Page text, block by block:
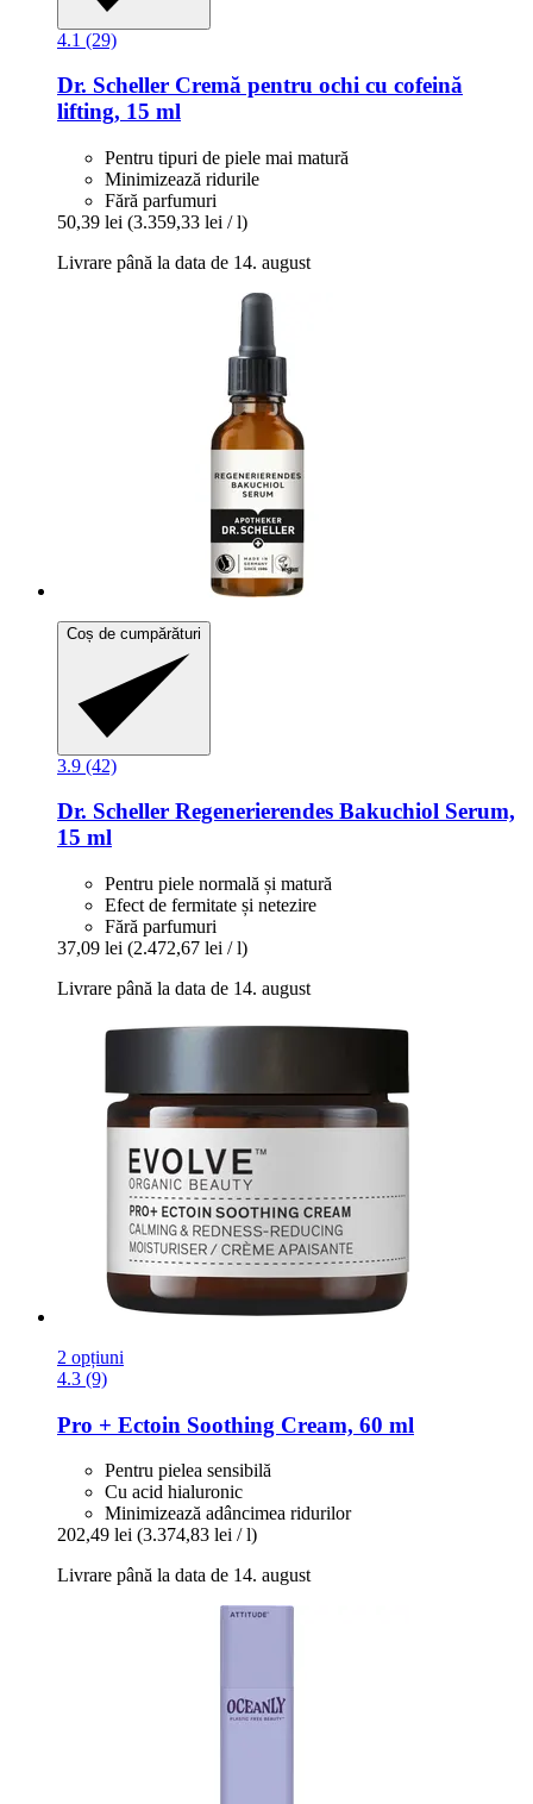
4.1 (29)
Dr. Scheller Cremă pentru ochi cu cofeină
lifting, 15 ml
Pentru tipuri de piele mai matură
Minimizează ridurile
Fără parfumuri
50,39 lei (3.359,33 lei / l)
Livrare până la data de 14. august
Coș de cumpărături
3.9 (42)
Dr. Scheller Regenerierendes Bakuchiol Serum,
15 ml
Pentru piele normală și matură
Efect de fermitate și netezire
Fără parfumuri
37,09 lei (2.472,67 lei / l)
Livrare până la data de 14. august
2 opțiuni
4.3 (9)
Pro + Ectoin Soothing Cream, 60 ml
Pentru pielea sensibilă
Cu acid hialuronic
Minimizează adâncimea ridurilor
202,49 lei (3.374,83 lei / l)
Livrare până la data de 14. august